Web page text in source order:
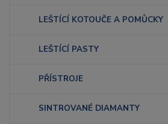
LEŠTÍCÍ KOTOUČE A POMŮCKY
LEŠTÍCÍ PASTY
PŘÍSTROJE
SINTROVANÉ DIAMANTY